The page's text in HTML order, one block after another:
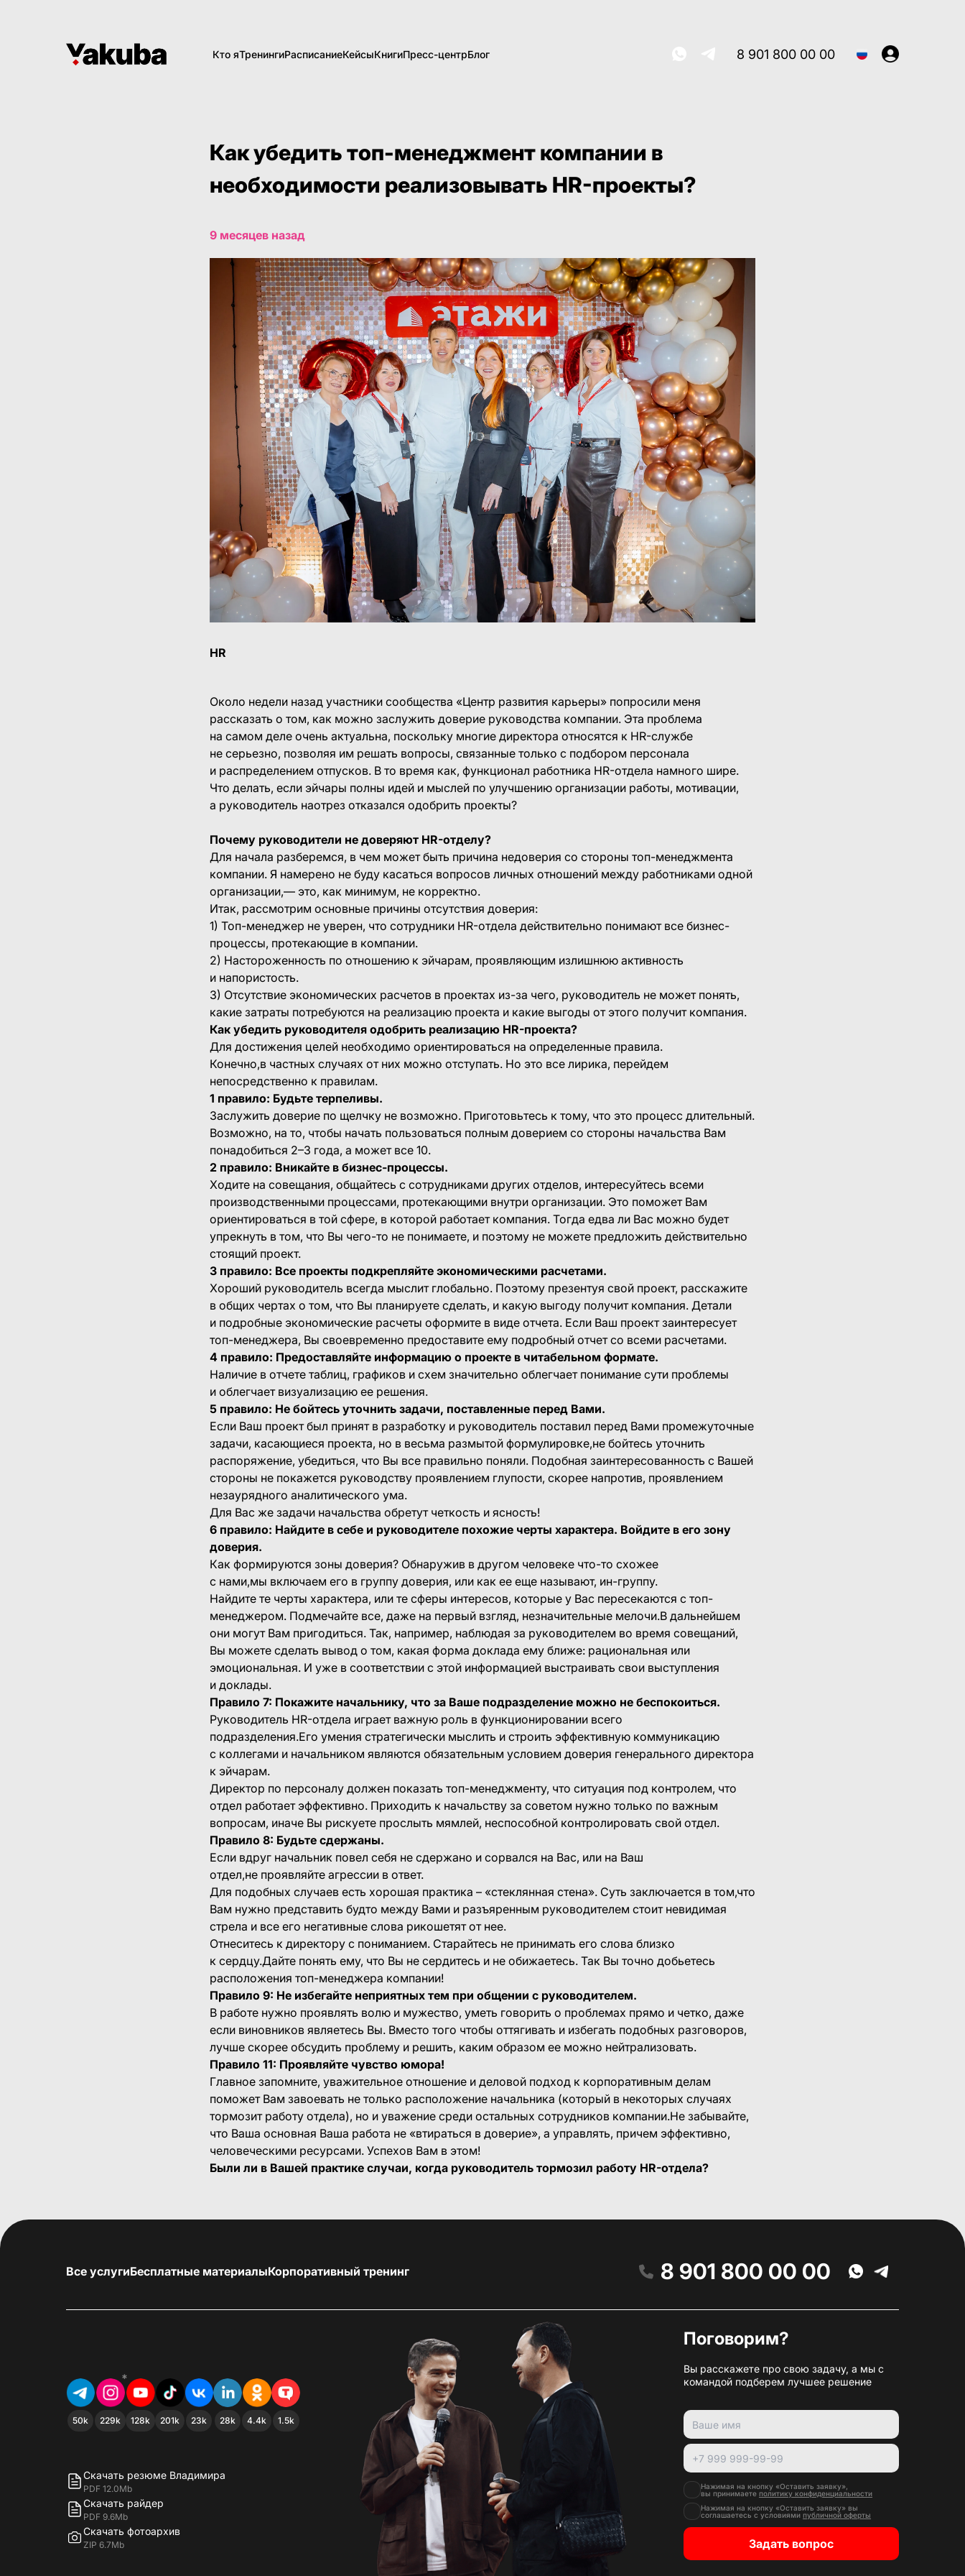
Кто яТренингиРасписаниеКейсыКнигиПресс-центрБлог 8 901 800 00 00
Как убедить топ-менеджмент компании в
необходимости реализовывать HR-проекты?
9 месяцев назад
HR
Около недели назад участники сообщества «Центр развития карьеры» попросили меня
рассказать о том, как можно заслужить доверие руководства компании. Эта проблема
на самом деле очень актуальна, поскольку многие директора относятся к HR-службе
не серьезно, позволяя им решать вопросы, связанные только с подбором персонала
и распределением отпусков. В то время как, функционал работника HR-отдела намного шире.
Что делать, если эйчары полны идей и мыслей по улучшению организации работы, мотивации,
а руководитель наотрез отказался одобрить проекты?
Почему руководители не доверяют HR-отделу?
Для начала разберемся, в чем может быть причина недоверия со стороны топ-менеджмента
компании. Я намерено не буду касаться вопросов личных отношений между работниками одной
организации,— это, как минимум, не корректно.
Итак, рассмотрим основные причины отсутствия доверия:
1) Топ-менеджер не уверен, что сотрудники HR-отдела действительно понимают все бизнес-
процессы, протекающие в компании.
2) Настороженность по отношению к эйчарам, проявляющим излишнюю активность
и напористость.
3) Отсутствие экономических расчетов в проектах из-за чего, руководитель не может понять,
какие затраты потребуются на реализацию проекта и какие выгоды от этого получит компания.
Как убедить руководителя одобрить реализацию HR-проекта?
Для достижения целей необходимо ориентироваться на определенные правила.
Конечно,в частных случаях от них можно отступать. Но это все лирика, перейдем
непосредственно к правилам.
1 правило: Будьте терпеливы.
Заслужить доверие по щелчку не возможно. Приготовьтесь к тому, что это процесс длительный.
Возможно, на то, чтобы начать пользоваться полным доверием со стороны начальства Вам
понадобиться 2–3 года, а может все 10.
2 правило: Вникайте в бизнес-процессы.
Ходите на совещания, общайтесь с сотрудниками других отделов, интересуйтесь всеми
производственными процессами, протекающими внутри организации. Это поможет Вам
ориентироваться в той сфере, в которой работает компания. Тогда едва ли Вас можно будет
упрекнуть в том, что Вы чего-то не понимаете, и поэтому не можете предложить действительно
стоящий проект.
3 правило: Все проекты подкрепляйте экономическими расчетами.
Хороший руководитель всегда мыслит глобально. Поэтому презентуя свой проект, расскажите
в общих чертах о том, что Вы планируете сделать, и какую выгоду получит компания. Детали
и подробные экономические расчеты оформите в виде отчета. Если Ваш проект заинтересует
топ-менеджера, Вы своевременно предоставите ему подробный отчет со всеми расчетами.
4 правило: Предоставляйте информацию о проекте в читабельном формате.
Наличие в отчете таблиц, графиков и схем значительно облегчает понимание сути проблемы
и облегчает визуализацию ее решения.
5 правило: Не бойтесь уточнить задачи, поставленные перед Вами.
Если Ваш проект был принят в разработку и руководитель поставил перед Вами промежуточные
задачи, касающиеся проекта, но в весьма размытой формулировке,не бойтесь уточнить
распоряжение, убедиться, что Вы все правильно поняли. Подобная заинтересованность с Вашей
стороны не покажется руководству проявлением глупости, скорее напротив, проявлением
незаурядного аналитического ума.
Для Вас же задачи начальства обретут четкость и ясность!
6 правило: Найдите в себе и руководителе похожие черты характера. Войдите в его зону
доверия.
Как формируются зоны доверия? Обнаружив в другом человеке что-то схожее
с нами,мы включаем его в группу доверия, или как ее еще называют, ин-группу.
Найдите те черты характера, или те сферы интересов, которые у Вас пересекаются с топ-
менеджером. Подмечайте все, даже на первый взгляд, незначительные мелочи.В дальнейшем
они могут Вам пригодиться. Так, например, наблюдая за руководителем во время совещаний,
Вы можете сделать вывод о том, какая форма доклада ему ближе: рациональная или
эмоциональная. И уже в соответствии с этой информацией выстраивать свои выступления
и доклады.
Правило 7: Покажите начальнику, что за Ваше подразделение можно не беспокоиться.
Руководитель HR-отдела играет важную роль в функционировании всего
подразделения.Его умения стратегически мыслить и строить эффективную коммуникацию
с коллегами и начальником являются обязательным условием доверия генерального директора
к эйчарам.
Директор по персоналу должен показать топ-менеджменту, что ситуация под контролем, что
отдел работает эффективно. Приходить к начальству за советом нужно только по важным
вопросам, иначе Вы рискуете прослыть мямлей, неспособной контролировать свой отдел.
Правило 8: Будьте сдержаны.
Если вдруг начальник повел себя не сдержано и сорвался на Вас, или на Ваш
отдел,не проявляйте агрессии в ответ.
Для подобных случаев есть хорошая практика – «стеклянная стена». Суть заключается в том,что
Вам нужно представить будто между Вами и разъяренным руководителем стоит невидимая
стрела и все его негативные слова рикошетят от нее.
Отнеситесь к директору с пониманием. Старайтесь не принимать его слова близко
к сердцу.Дайте понять ему, что Вы не сердитесь и не обижаетесь. Так Вы точно добьетесь
расположения топ-менеджера компании!
Правило 9: Не избегайте неприятных тем при общении с руководителем.
В работе нужно проявлять волю и мужество, уметь говорить о проблемах прямо и четко, даже
если виновников являетесь Вы. Вместо того чтобы оттягивать и избегать подобных разговоров,
лучше скорее обсудить проблему и решить, каким образом ее можно нейтрализовать.
Правило 11: Проявляйте чувство юмора!
Главное запомните, уважительное отношение и деловой подход к корпоративным делам
поможет Вам завоевать не только расположение начальника (который в некоторых случаях
тормозит работу отдела), но и уважение среди остальных сотрудников компании.Не забывайте,
что Ваша основная Ваша работа не «втираться в доверие», а управлять, причем эффективно,
человеческими ресурсами. Успехов Вам в этом!
Были ли в Вашей практике случаи, когда руководитель тормозил работу HR-отдела?
Все услугиБесплатные материалыКорпоративный тренинг 8 901 800 00 00
50k
*
229k 128k 201k 23k 28k 4.4k 1.5k
Скачать резюме Владимира
PDF 12.0Mb
Скачать райдер
PDF 9.6Mb
Скачать фотоархив
ZIP 6.7Mb
Поговорим?
Вы расскажете про свою задачу, а мы с
командой подберем лучшее решение
Нажимая на кнопку «Оставить заявку»,
вы принимаете политику конфиденциальности
Нажимая на кнопку «Оставить заявку» вы
соглашаетесь с условиями публичной оферты
Задать вопрос